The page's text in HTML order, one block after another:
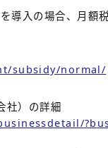
入の場合、月額
subsidy/normal/
社）の詳細